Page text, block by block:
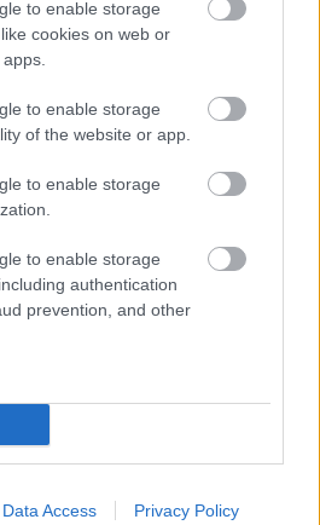
to enable storage
cookies on web or
to enable storage
of the website or app.
to enable storage
to enable storage
authentication
prevention, and other
Data Access Privacy Policy
indult be a Flórián téri
kihívás elé állítja a KM Építőt,
halad az aszfaltozás.
lévő logisztikai bázis út- és